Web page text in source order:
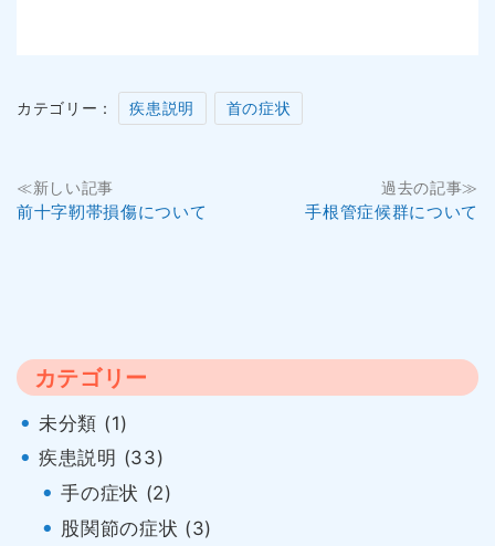
カテゴリー： 疾患説明 首の症状
投
稿
ゲ
シ
ョ
過去の記事≫
手根管症候群について
≪新しい記事
前十字靭帯損傷について
カテゴリー
未分類 (1)
疾患説明 (33)
手の症状 (2)
股関節の症状 (3)